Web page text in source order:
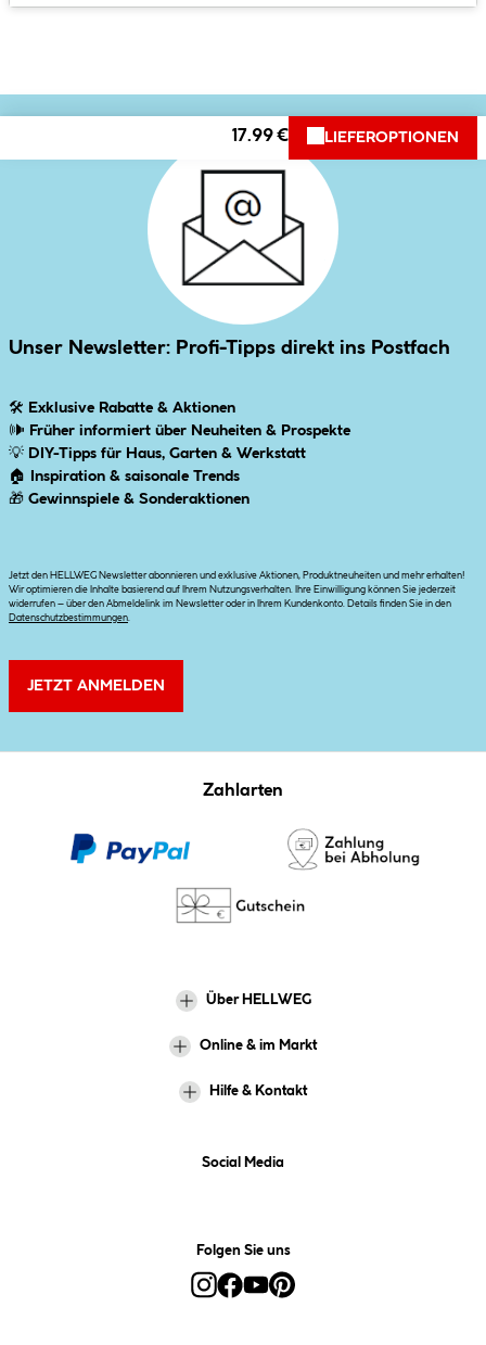
17.99 € LIEFEROPTIONEN
Unser Newsletter: Profi-Tipps direkt ins Postfach
🛠 Exklusive Rabatte & Aktionen
🕪 Früher informiert über Neuheiten & Prospekte
💡 DIY-Tipps für Haus, Garten & Werkstatt
🏠
Inspiration & saisonale Trends
🎁 Gewinnspiele & Sonderaktionen
Jetzt den HELLWEG Newsletter abonnieren und exklusive Aktionen, Produktneuheiten und mehr erhalten!
Wir optimieren die Inhalte basierend auf Ihrem Nutzungsverhalten. Ihre Einwilligung können Sie jederzeit
widerrufen – über den Abmeldelink im Newsletter oder in Ihrem Kundenkonto. Details finden Sie in den
Datenschutzbestimmungen
JETZT ANMELDEN
Zahlarten
Über HELLWEG
Online & im Markt
Hilfe & Kontakt
Social Media
Folgen Sie uns